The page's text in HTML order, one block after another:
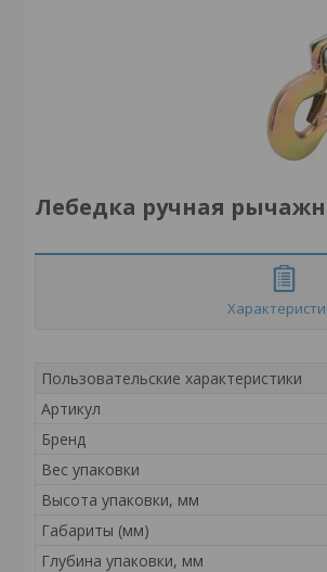
Лебедка ручная
Пользовательские характеристики
Артикул
Бренд
Вес упаковки
Высота упаковки, мм
Габариты (мм)
Глубина упаковки, мм